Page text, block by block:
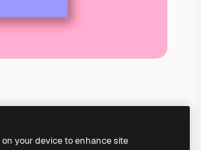
your device to enhance site